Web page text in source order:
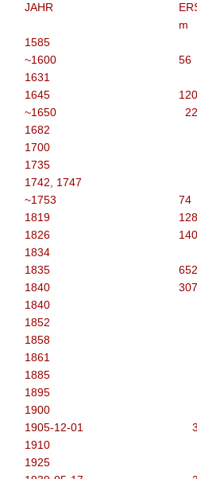
JAHR
m
1585
~1600
56
1631
1645
~1650
1682
1700
1735
1742, 1747
~1753
74
1819
1826
1834
1835
1840
1840
1852
1858
1861
1885
1895
1900
1905-12-01
1910
1925